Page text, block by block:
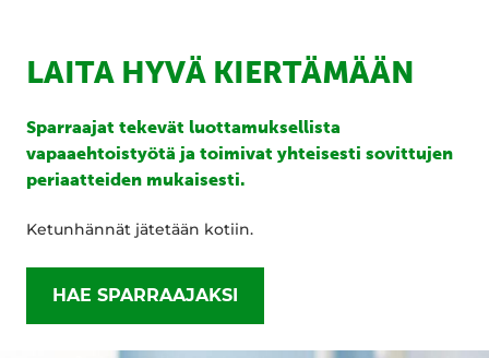
LAITA HYVÄ KIERTÄMÄÄN
Sparraajat tekevät luottamuksellista
vapaaehtoistyötä ja toimivat yhteisesti sovittujen
periaatteiden mukaisesti.
Ketunhännät jätetään kotiin.
HAE SPARRAAJAKSI